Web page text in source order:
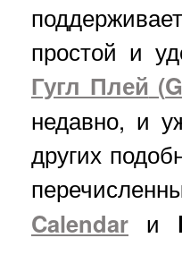
простой и
Гугл Плей (
недавно, и
других
Calendar и